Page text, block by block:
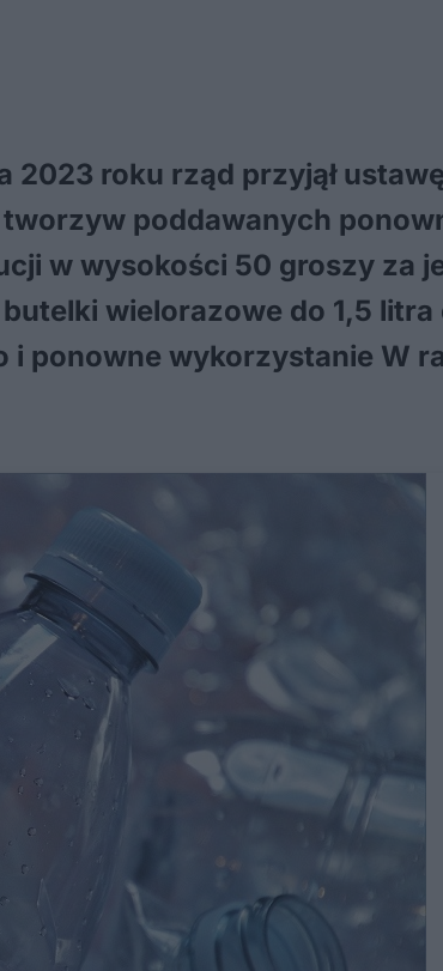
2023 roku rząd przyjął
poddawanych
w wysokości 50 groszy za
wielorazowe do 1,5
i ponowne wykorzystanie W